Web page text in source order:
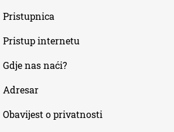
Pristupnica
Pristup internetu
Gdje nas naći?
Adresar
Obavijest o privatnosti